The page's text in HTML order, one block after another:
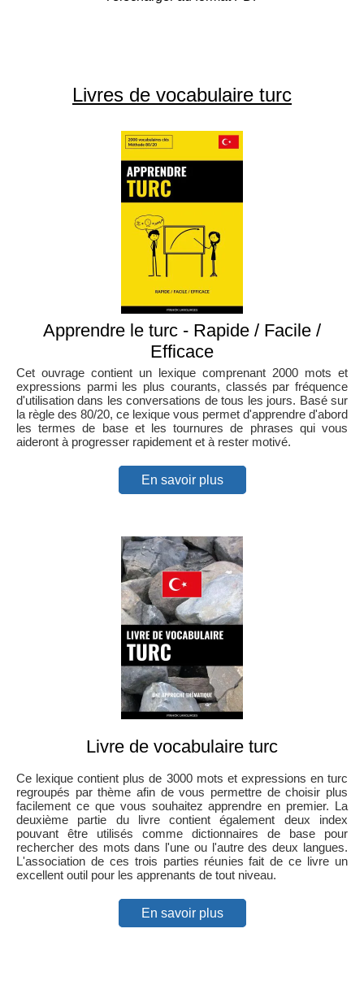
Livres de vocabulaire turc
Apprendre le turc - Rapide / Facile /
Efficace
Cet ouvrage contient un lexique comprenant 2000 mots et
expressions parmi les plus courants, classés par fréquence
d'utilisation dans les conversations de tous les jours. Basé sur
la règle des 80/20, ce lexique vous permet d'apprendre d'abord
les termes de base et les tournures de phrases qui vous
aideront à progresser rapidement et à rester motivé.
En savoir plus
Livre de vocabulaire turc
Ce lexique contient plus de 3000 mots et expressions en turc
regroupés par thème afin de vous permettre de choisir plus
facilement ce que vous souhaitez apprendre en premier. La
deuxième partie du livre contient également deux index
pouvant être utilisés comme dictionnaires de base pour
rechercher des mots dans l'une ou l'autre des deux langues.
L'association de ces trois parties réunies fait de ce livre un
excellent outil pour les apprenants de tout niveau.
En savoir plus